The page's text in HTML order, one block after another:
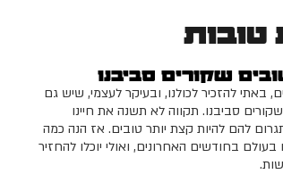
שקורים סביבנו
באתי להזכיר לכולנו, ובעיקר לעצמי, שיש גם
סביבנו. תקווה לא תשנה את חיינו
להם להיות קצת יותר טובים. אז הנה כמה
בחודשים האחרונים, ואולי יוכלו להחזיר